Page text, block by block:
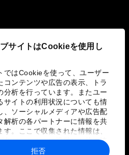
サイトはCookieを使用し
ではCookieを使って、ユーザー
コンテンツや広告の表示、トラ
分析を行っています。またユー
サイトの利用状況についても情
、ソーシャルメディアや広告配
解析の各パートナーに情報を共
す。ここで収集された情報は、
各パートナーに提供した他の情
トナーのサービスを使用した際
拒否